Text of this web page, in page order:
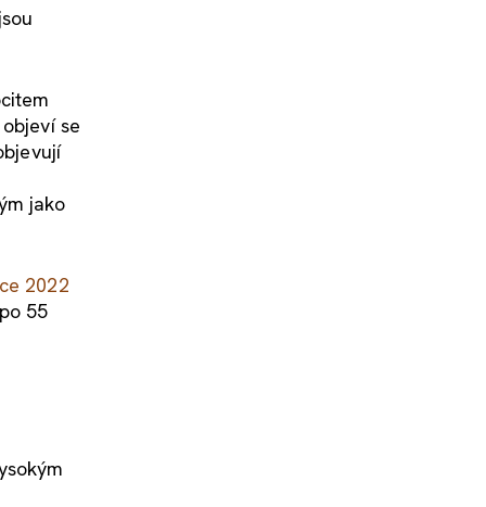
se
jako
2022
55